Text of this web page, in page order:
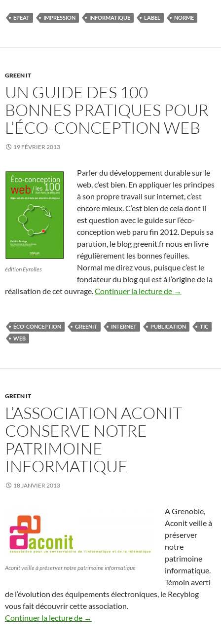
EPEAT IMPRESSION INFORMATIQUE LABEL NORME
GREEN IT
UN GUIDE DES 100
BONNES PRATIQUES POUR
L’ÉCO-CONCEPTION WEB
19 FÉVRIER 2013
édition Eyrolles
Parler du développement durable sur le
web, c’est bien. En appliquer les principes
à son propre travail sur internet, c’est
encore mieux. C’est bien de cela dont il
est question avec le guide sur l’éco-
conception web paru fin 2012. Depuis sa
parution, le blog greenit.fr nous en livre
régulièrement les bonnes feuilles.
Normal me direz vous, puisque c’est le
fondateur du blog qui est à l’origine de la
réalisation de cet ouvrage.Continuer la lecture de Un guide
→
ÉCO-CONCEPTION GREENIT INTERNET PUBLICATION
TIC
WEB
GREEN IT
L’ASSOCIATION ACONIT
CONSERVE NOTRE
PATRIMOINE
INFORMATIQUE
18 JANVIER 2013
Aconit veille à préserver notre patrimoine informatique
A Grenoble,
Aconit veille à
préserver
notre
patrimoine
informatique.
Témoin averti
de l’évolution des équipements électroniques, le Recyblog
vous fait découvrir cette association.
Continuer la lecture de L’association Aconit conserve notre
→